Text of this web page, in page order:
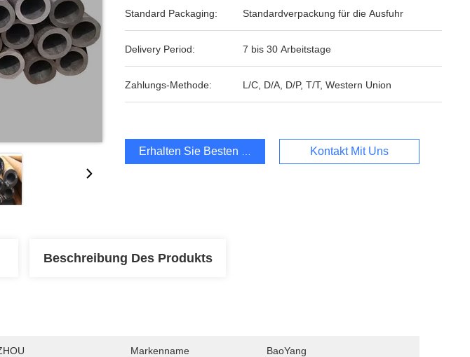
Standard Packaging: Standardverpackung für die Ausfuhr
Delivery Period: 7 bis 30 Arbeitstage
Zahlungs-Methode: L/C, D/A, D/P, T/T, Western Union
Erhalten Sie Besten Preis Kontakt Mit Uns
Beschreibung Des Produkts
Markenname BaoYang